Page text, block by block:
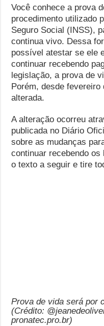
Você conhece a prova
procedimento utilizado
Seguro Social (INSS),
continua vivo. Dessa
possível atestar se ele
continuar recebendo
legislação, a prova de
Porém, desde
alterada.
A alteração ocorreu
publicada no Diário
sobre as mudanças
continuar recebendo
o texto a seguir e tire
Prova de vida será por
(Crédito:
pronatec.pro.br)